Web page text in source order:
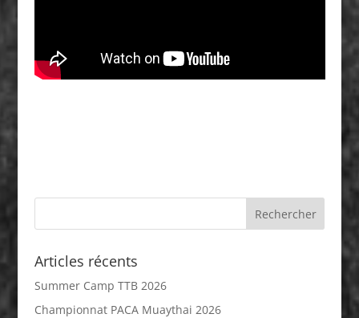
Articles récents
Summer Camp TTB 2026
Championnat PACA Muaythai 2026